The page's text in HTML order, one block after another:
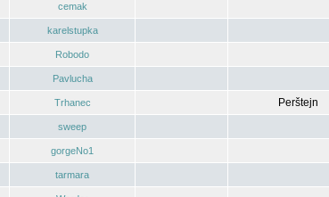
cemak
karelstupka
Robodo
Pavlucha
Trhanec Perštejn
sweep
gorgeNo1
tarmara